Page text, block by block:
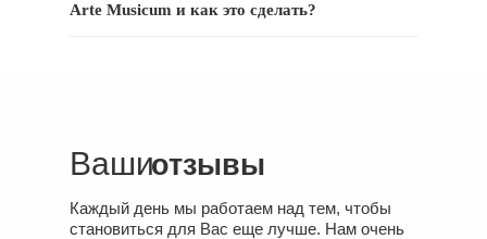
Arte Musicum и как это сделать?
Каждый день мы работаем над тем, чтобы
становиться для Вас еще лучше. Нам очень
Вашиотзывы